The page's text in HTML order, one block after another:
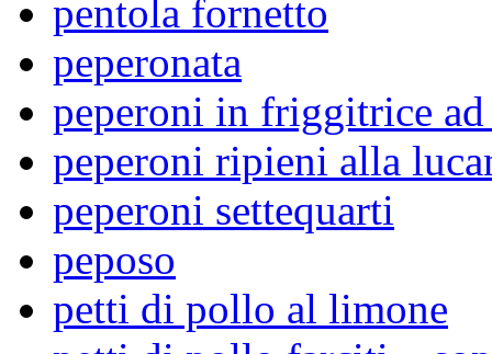
pentola fornetto
peperonata
peperoni in friggitrice ad
peperoni ripieni alla
peperoni settequarti
peposo
petti di pollo al limone